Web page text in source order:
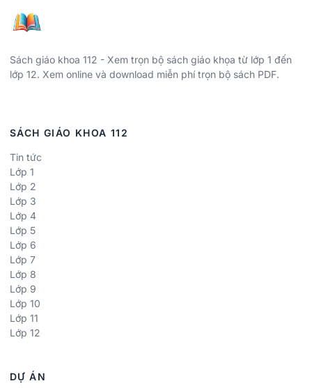
Sách giáo khoa 112 - Xem trọn bộ sách giáo khọa từ lớp 1 đến
lớp 12. Xem online và download miễn phí trọn bộ sách PDF.
SÁCH GIÁO KHOA 112
Tin tức
Lớp 1
Lớp 2
Lớp 3
Lớp 4
Lớp 5
Lớp 6
Lớp 7
Lớp 8
Lớp 9
Lớp 10
Lớp 11
Lớp 12
DỰ ÁN